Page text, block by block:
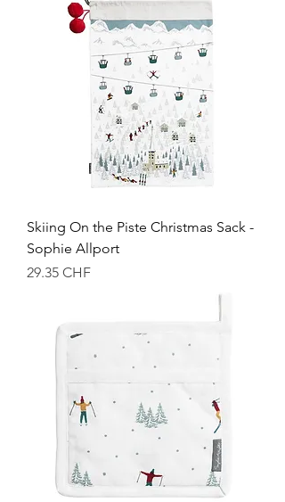
Skiing On the Piste Christmas Sack -
Sophie Allport
Prix
29.35 CHF